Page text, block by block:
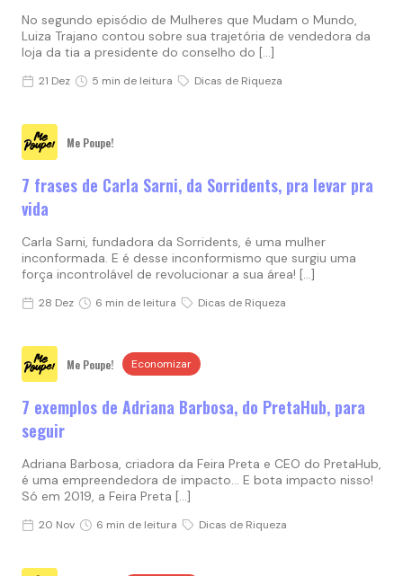
No segundo episódio de Mulheres que Mudam o Mundo,
Luiza Trajano contou sobre sua trajetória de vendedora da
loja da tia a presidente do conselho do […]
21 Dez 5 min de leitura Dicas de Riqueza
Me Poupe!
7 frases de Carla Sarni, da Sorridents, pra levar pra
vida
Carla Sarni, fundadora da Sorridents, é uma mulher
inconformada. E é desse inconformismo que surgiu uma
força incontrolável de revolucionar a sua área! […]
28 Dez 6 min de leitura Dicas de Riqueza
Me Poupe! Economizar
7 exemplos de Adriana Barbosa, do PretaHub, para
seguir
Adriana Barbosa, criadora da Feira Preta e CEO do PretaHub,
é uma empreendedora de impacto… E bota impacto nisso!
Só em 2019, a Feira Preta […]
20 Nov 6 min de leitura Dicas de Riqueza